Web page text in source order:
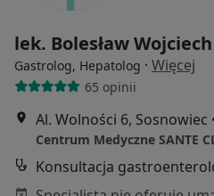
lek. Bolesław
Gastrolog, Hepatolog · Więcej
65 opinii
Al. Wolności 6, Sosnowiec
Centrum Medyczne SANTE
Konsultacja